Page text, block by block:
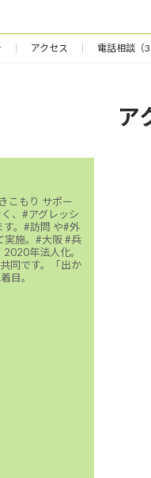
アクセス 電話相談（
こもり サポー
、#アグレッシ
す。#訪問 や#外
実施。#大阪 #兵
年法人化。
同です。「出か
目。
ア